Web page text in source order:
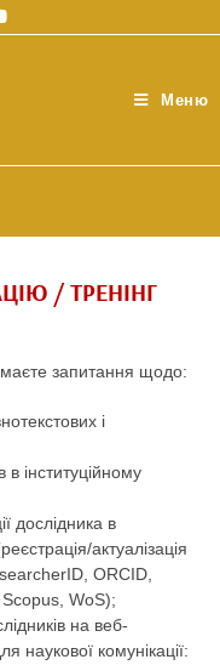
Меню
/ ТРЕНІНГ
запитання щодо:
і
в інституційному
дослідника в
актуалізація
ORCID,
Scopus, WoS);
на веб-
наукової комунікації: